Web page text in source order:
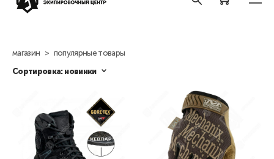
магазин > популярные товары
Сортировка: новинки